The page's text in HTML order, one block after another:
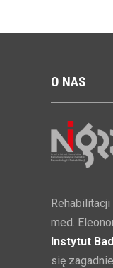
O NAS
Rehabilitacji
med.
Instytut
się